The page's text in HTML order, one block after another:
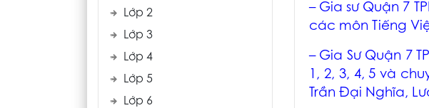
Lớp 2
Lớp 3
Lớp 4
Lớp 5
Lớp 6
– Gia sư Quận 7
các môn Tiếng
– Gia Sư Quận 7
1, 2, 3, 4, 5 và
Trần Đại Nghĩa,